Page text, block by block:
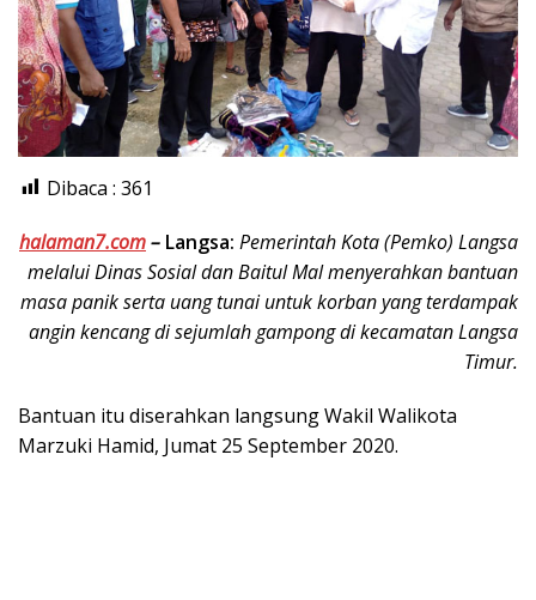
Dibaca : 361
halaman7.com– Langsa: Pemerintah Kota (Pemko) Langsa
melalui Dinas Sosial dan Baitul Mal menyerahkan bantuan
masa panik serta uang tunai untuk korban yang terdampak
angin kencang di sejumlah gampong di kecamatan Langsa
Timur.
Bantuan itu diserahkan langsung Wakil Walikota
Marzuki Hamid, Jumat 25 September 2020.